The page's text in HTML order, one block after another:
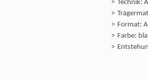
Technik:
Format:
Farbe: